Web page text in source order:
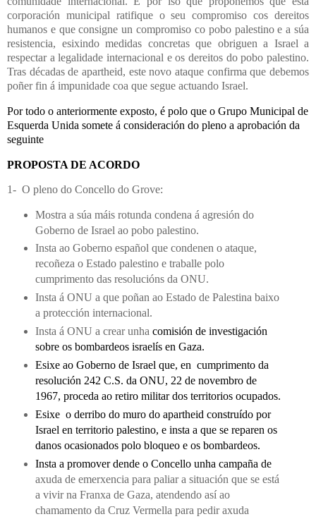
corporación municipal ratifique o seu compromiso cos dereitos
humanos e que consigne un compromiso co pobo palestino e a súa
resistencia, esixindo medidas concretas que obriguen a Israel a
respectar a legalidade internacional e os dereitos do pobo palestino.
Tras décadas de apartheid, este novo ataque confirma que debemos
poñer fin á impunidade coa que segue actuando Israel.
Por todo o anteriormente exposto, é polo que o Grupo Municipal de
Esquerda Unida somete á consideración do pleno a aprobación da
seguinte
PROPOSTA DE ACORDO
1- O pleno do Concello do Grove:
Mostra a súa máis rotunda condena á agresión do
Goberno de Israel ao pobo palestino.
Insta ao Goberno español que condenen o ataque,
recoñeza o Estado palestino e traballe polo
cumprimento das resolucións da ONU.
Insta á ONU a que poñan ao Estado de Palestina baixo
a protección internacional.
Insta á ONU a crear unha comisión de investigación
sobre os bombardeos israelís en Gaza.
Esixe ao Goberno de Israel que, en cumprimento da
resolución 242 C.S. da ONU, 22 de novembro de
1967, proceda ao retiro militar dos territorios ocupados.
Esixe o derribo do muro do apartheid construído por
Israel en territorio palestino, e insta a que se reparen os
danos ocasionados polo bloqueo e os bombardeos.
Insta a promover dende o Concello unha campaña de
axuda de emerxencia para paliar a situación que se está
a vivir na Franxa de Gaza, atendendo así ao
chamamento da Cruz Vermella para pedir axuda